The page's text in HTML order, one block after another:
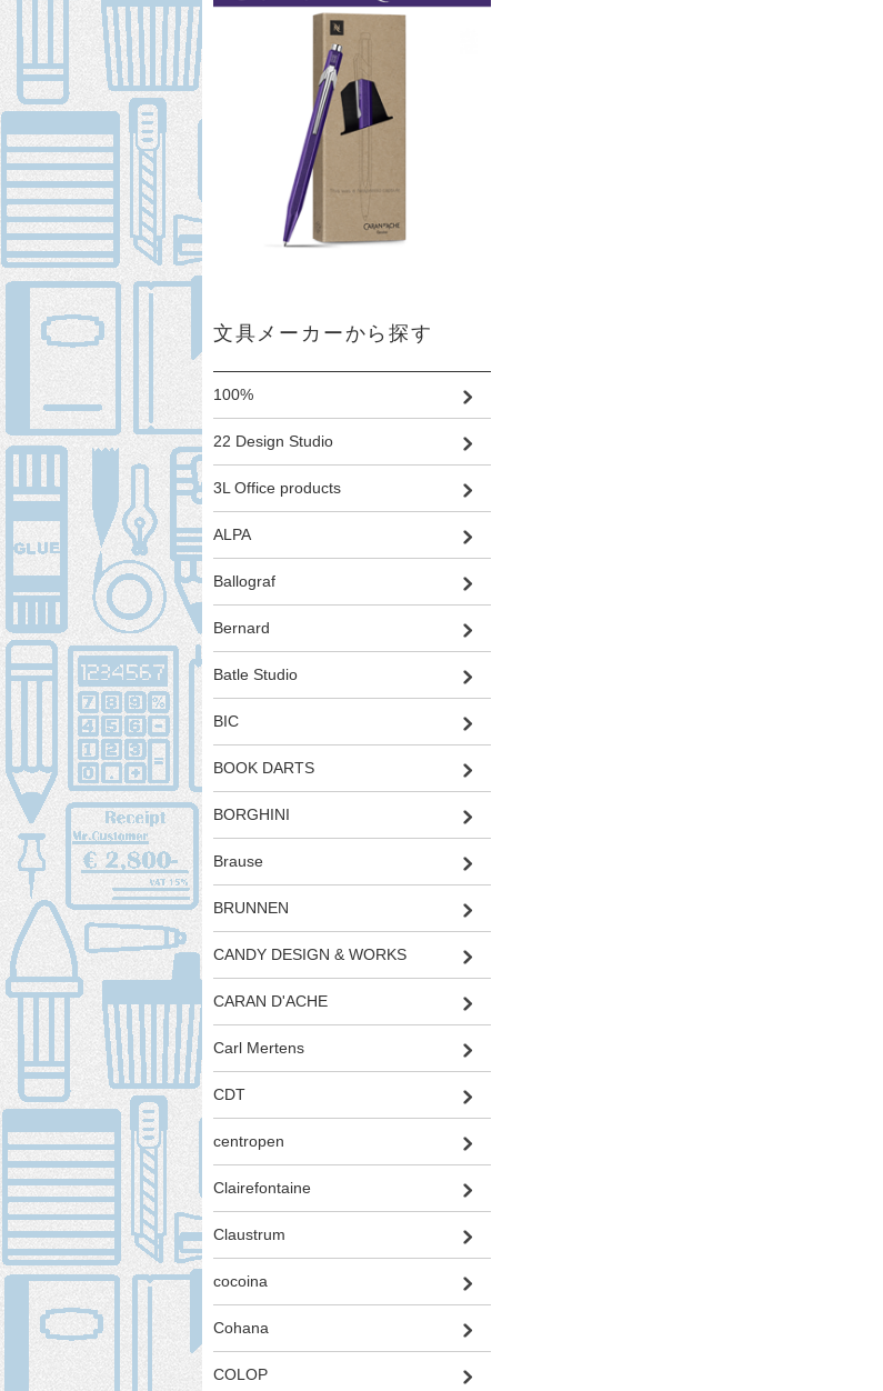
文具メーカーから探す
100%
22 Design Studio
3L Office products
ALPA
Ballograf
Bernard
Batle Studio
BIC
BOOK DARTS
BORGHINI
Brause
BRUNNEN
CANDY DESIGN & WORKS
CARAN D'ACHE
Carl Mertens
CDT
centropen
Clairefontaine
Claustrum
cocoina
Cohana
COLOP